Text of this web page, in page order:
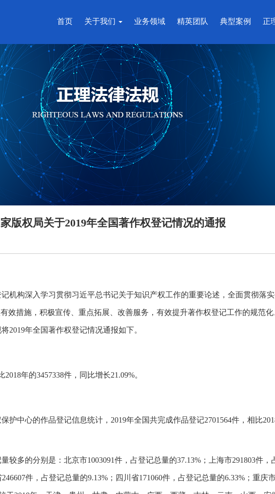
首页 关于我们 业务领域 精英团队 典型案例 正
家版权局关于2019年全国著作权登记情况的通报
机构深入学习贯彻习近平总书记关于知识产权工作的重要论述，全面贯彻落
效措施，积极宣传、重点拓展、改善服务，有效提升著作权登记工作的规范
2019年全国著作权登记情况通报如下。
年的3457338件，同比增长21.09%。
护中心的作品登记信息统计，2019年全国共完成作品登记2701564件，相比
较多的分别是：北京市1003091件，占登记总量的37.13%；上海市291803件，
件，占登记总量的9.13%；四川省171060件，占登记总量的6.33%；重庆